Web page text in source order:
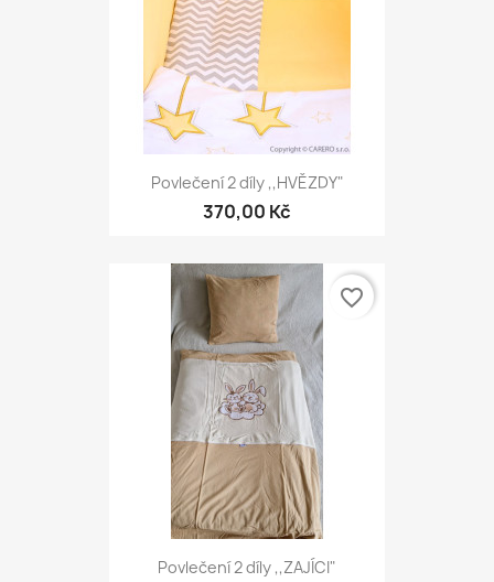
Povlečení 2 díly ,,HVĚZDY"
370,00 Kč
Povlečení 2 díly ,,ZAJÍCI"
favorite_border